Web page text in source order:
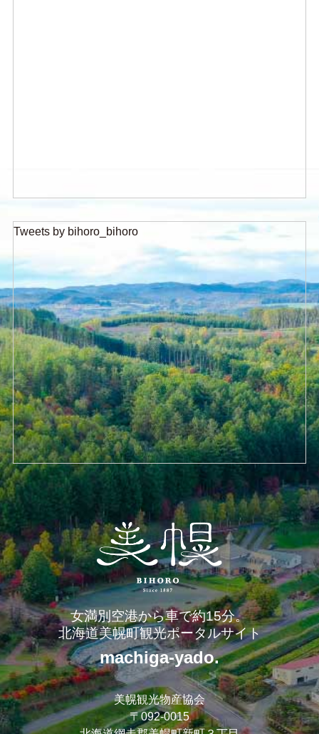
Tweets by bihoro_bihoro
女満別空港から車で約15分。
北海道美幌町観光ポータルサイト
machiga-yado.
美幌観光物産協会
〒092-0015